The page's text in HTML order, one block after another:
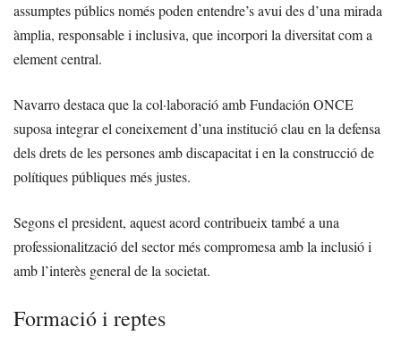
assumptes públics només poden entendre’s avui des d’una mirada
àmplia, responsable i inclusiva, que incorpori la diversitat com a
element central.
Navarro destaca que la col·laboració amb Fundación ONCE
suposa integrar el coneixement d’una institució clau en la defensa
dels drets de les persones amb discapacitat i en la construcció de
polítiques públiques més justes.
Segons el president, aquest acord contribueix també a una
professionalització del sector més compromesa amb la inclusió i
amb l’interès general de la societat.
Formació i reptes